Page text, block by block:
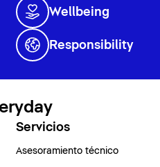
Wellbeing
Responsibility
Servicios
Asesoramiento técnico